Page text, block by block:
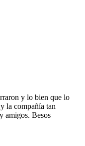
y lo bien que lo
la compañía tan
amigos. Besos